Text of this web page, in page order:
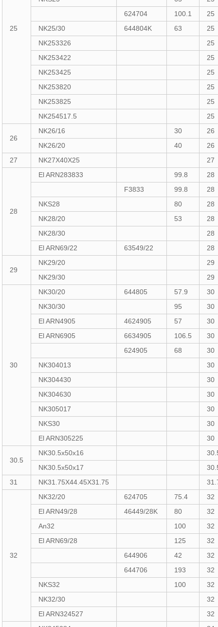
25
624704
100.1
25
NK25/30
644804K 63
25
NK253326
25
NK253422
25
NK253425
25
NK253820
25
NK253825
25
NK254517.5
25
26
NK26/16 30
26
NK26/20
40
26
27
NK27X40X25 27
28
El ARN283833 99.8
28
F3833
99.8
28
NKS28
80
28
NK28/20
53
28
NK28/30
28
El ARN69/22
63549/22 28
29
NK29/20
29
NK29/30
29
30
NK30/20 644805 57.9
30
NK30/30
95
30
El ARN4905
4624905 57
30
El ARN6905
6634905 106.5
30
624905
68
30
NK304013
30
NK304430
30
NK304630
30
NK305017
30
NKS30
30
El ARN305225
30
30.5
NK30.5x50x16
NK30.5x50x17
31
NK31.75X44.45X31.75
32
NK32/20 624705 75.4
32
El ARN49/28
46449/28K 80
32
An32
100
32
El ARN69/28
125
32
644906
42
32
644706
193
32
NKS32
100
32
NK32/30
32
El ARN324527
32